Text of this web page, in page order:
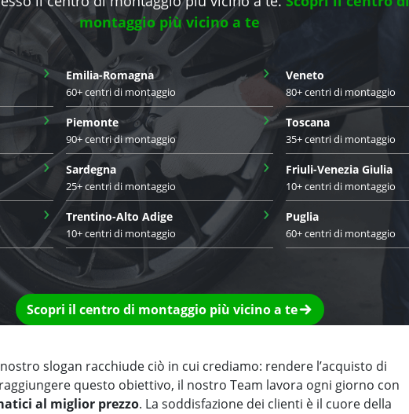
montaggio più vicino a te
› Emilia-Romagna
60+ centri di montaggio
› Veneto
80+ centri di montaggio
› Piemonte
90+ centri di montaggio
› Toscana
35+ centri di montaggio
› Sardegna
25+ centri di montaggio
› Friuli-Venezia Giulia
10+ centri di montaggio
› Trentino-Alto Adige
10+ centri di montaggio
› Puglia
60+ centri di montaggio
Scopri il centro di montaggio più vicino a te
slogan racchiude ciò in cui crediamo: rendere l’acquisto di
questo obiettivo, il nostro Team lavora ogni giorno con
al miglior prezzo. La soddisfazione dei clienti è il cuore della